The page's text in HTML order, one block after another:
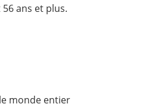
ans et plus.
monde entier